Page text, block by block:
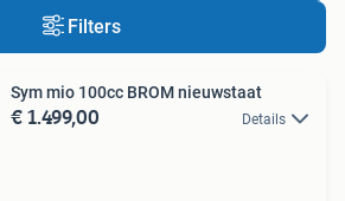
Filters
Sym mio 100cc BROM nieuwstaat
€ 1.499,00 Details